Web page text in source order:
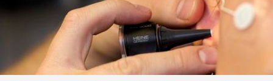
Om webbplatsen